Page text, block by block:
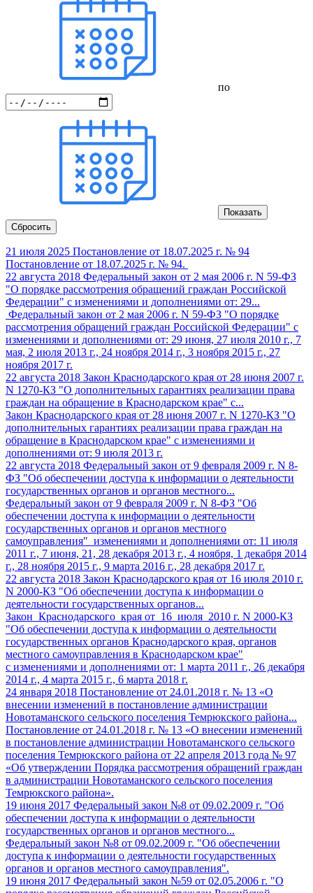
по
Показать
Сбросить
21 июля 2025 Постановление от 18.07.2025 г. № 94
Постановление от 18.07.2025 г. № 94.
22 августа 2018 Федеральный закон от 2 мая 2006 г. N 59-ФЗ
"О порядке рассмотрения обращений граждан Российской
Федерации" c изменениями и дополнениями от: 29...
Федеральный закон от 2 мая 2006 г. N 59-ФЗ "О порядке
рассмотрения обращений граждан Российской Федерации" c
изменениями и дополнениями от: 29 июня, 27 июля 2010 г., 7
мая, 2 июля 2013 г., 24 ноября 2014 г., 3 ноября 2015 г., 27
ноября 2017 г.
22 августа 2018 Закон Краснодарского края от 28 июня 2007 г.
N 1270-КЗ "О дополнительных гарантиях реализации права
граждан на обращение в Краснодарском крае" с...
Закон Краснодарского края от 28 июня 2007 г. N 1270-КЗ "О
дополнительных гарантиях реализации права граждан на
обращение в Краснодарском крае" с изменениями и
дополнениями от: 9 июля 2013 г.
22 августа 2018 Федеральный закон от 9 февраля 2009 г. N 8-
ФЗ "Об обеспечении доступа к информации о деятельности
государственных органов и органов местного...
Федеральный закон от 9 февраля 2009 г. N 8-ФЗ "Об
обеспечении доступа к информации о деятельности
государственных органов и органов местного
самоуправления" изменениями и дополнениями от: 11 июля
2011 г., 7 июня, 21, 28 декабря 2013 г., 4 ноября, 1 декабря 2014
г., 28 ноября 2015 г., 9 марта 2016 г., 28 декабря 2017 г.
22 августа 2018 Закон Краснодарского края от 16 июля 2010 г.
N 2000-КЗ "Об обеспечении доступа к информации о
деятельности государственных органов...
Закон Краснодарского края от 16 июля 2010 г. N 2000-КЗ
"Об обеспечении доступа к информации о деятельности
государственных органов Краснодарского края, органов
местного самоуправления в Краснодарском крае"
c изменениями и дополнениями от: 1 марта 2011 г., 26 декабря
2014 г., 4 марта 2015 г., 6 марта 2018 г.
24 января 2018 Постановление от 24.01.2018 г. № 13 «О
внесении изменений в постановление администрации
Новотаманского сельского поселения Темрюкского района...
Постановление от 24.01.2018 г. № 13 «О внесении изменений
в постановление администрации Новотаманского сельского
поселения Темрюкского района от 22 апреля 2013 года № 97
«Об утверждении Порядка рассмотрения обращений граждан
в администрации Новотаманского сельского поселения
Темрюкского района».
19 июня 2017 Федеральный закон №8 от 09.02.2009 г. "Об
обеспечении доступа к информации о деятельности
государственных органов и органов местного...
Федеральный закон №8 от 09.02.2009 г. "Об обеспечении
доступа к информации о деятельности государственных
органов и органов местного самоуправления".
19 июня 2017 Федеральный закон №59 от 02.05.2006 г. "О